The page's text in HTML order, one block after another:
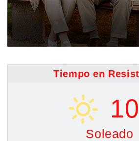
Tiempo en
Soleado